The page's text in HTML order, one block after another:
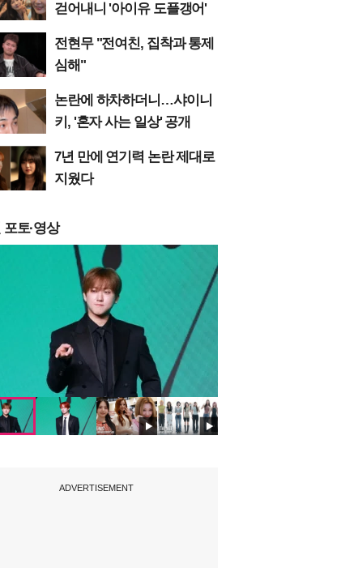
걷어내니 '아이유 도플갱어'
전현무 "전여친, 집착과 통제
심해"
논란에 하차하더니…샤이니
키, '혼자 사는 일상' 공개
7년 만에 연기력 논란 제대로
지웠다
포토·영상
ADVERTISEMENT